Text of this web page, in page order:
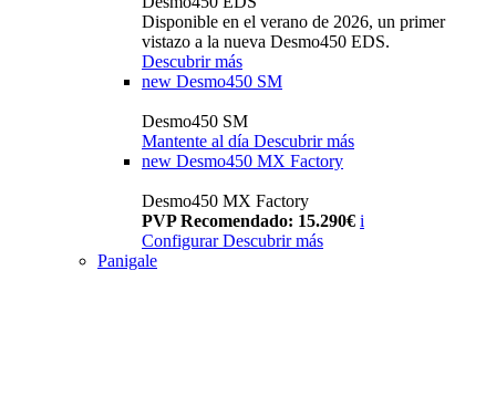
Disponible en el verano de 2026, un primer
vistazo a la nueva Desmo450 EDS.
Descubrir más
new Desmo450 SM
Desmo450 SM
Mantente al día Descubrir más
new Desmo450 MX Factory
Desmo450 MX Factory
PVP Recomendado: 15.290€ i
Configurar Descubrir más
Panigale